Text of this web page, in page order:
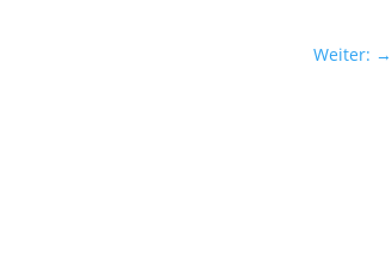
Weiter: →